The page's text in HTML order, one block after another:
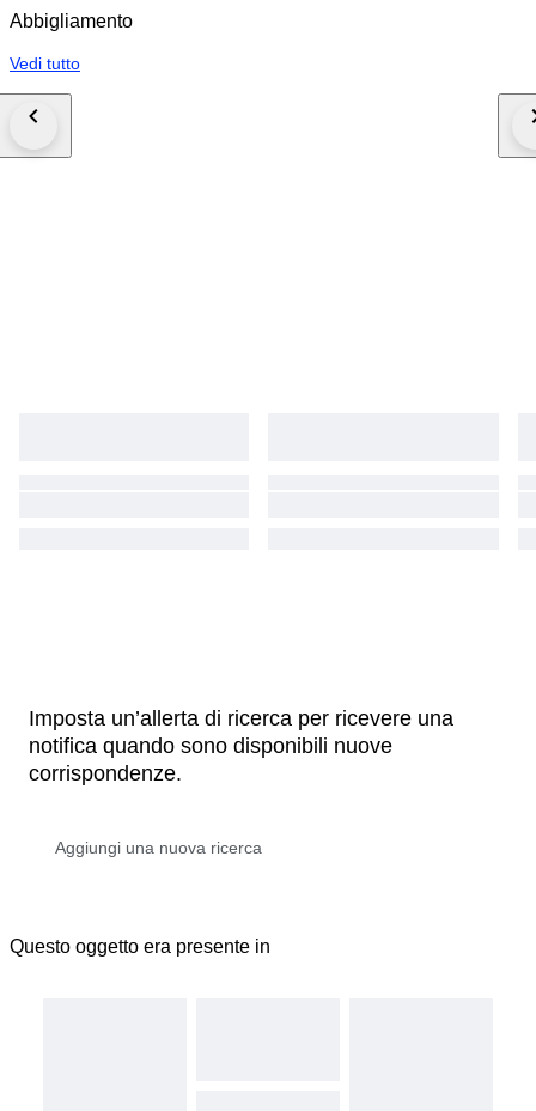
Abbigliamento
Vedi tutto
Imposta un’allerta di ricerca per ricevere una
notifica quando sono disponibili nuove
corrispondenze.
Questo oggetto era presente in